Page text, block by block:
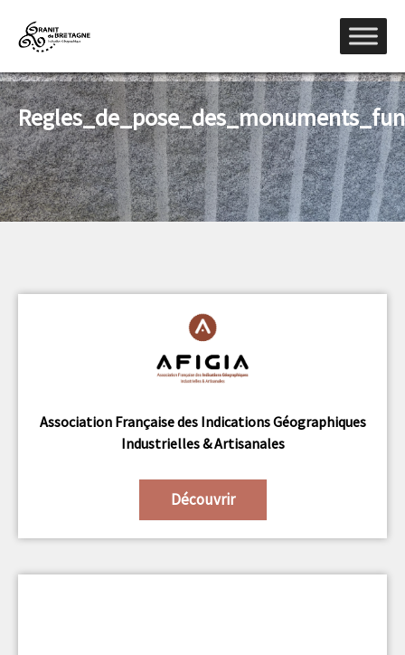
Association Française des Indications Géographiques
Industrielles & Artisanales
Découvrir